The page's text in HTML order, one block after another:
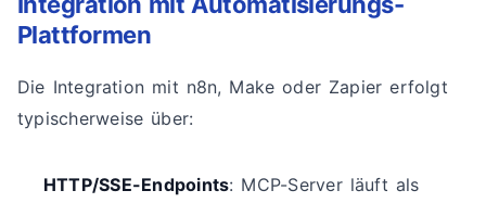
Plattformen
Die Integration mit n8n, Make oder Zapier erfolgt
typischerweise über:
HTTP/SSE-Endpoints: MCP-Server läuft als